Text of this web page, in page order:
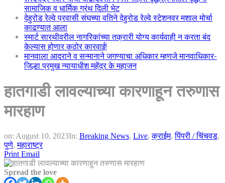
सामाजिक व धार्मिक ग्रंथ दिली भेट
देहुरोड रेल्वे प्रवासी संघच्या वतिने देहुरोड रेल्वे स्टेशनवर मशाल मोर्चा
काढण्यात आला
स्मार्ट सारथीवरील नागरिकांच्या तक्रारी योग्य कार्यवाही न करता बंद
केल्यास होणार कठोर कारवाई!
मानवाला आदराने व सन्मानाने जगण्याचा अधिकार म्हणजे मानवाधिकार-
जिल्हा प्रमुख न्यायाधीश महेंद्र के महाजन
हातगाडी लावल्याच्या कारणाहून तरुणास
मारहाण
on: August 10, 2023In: Breaking News, Live,क्राईम,पिंपरी / चिंचवड,
पुणे,महाराष्ट्र
Print Email
Spread the love